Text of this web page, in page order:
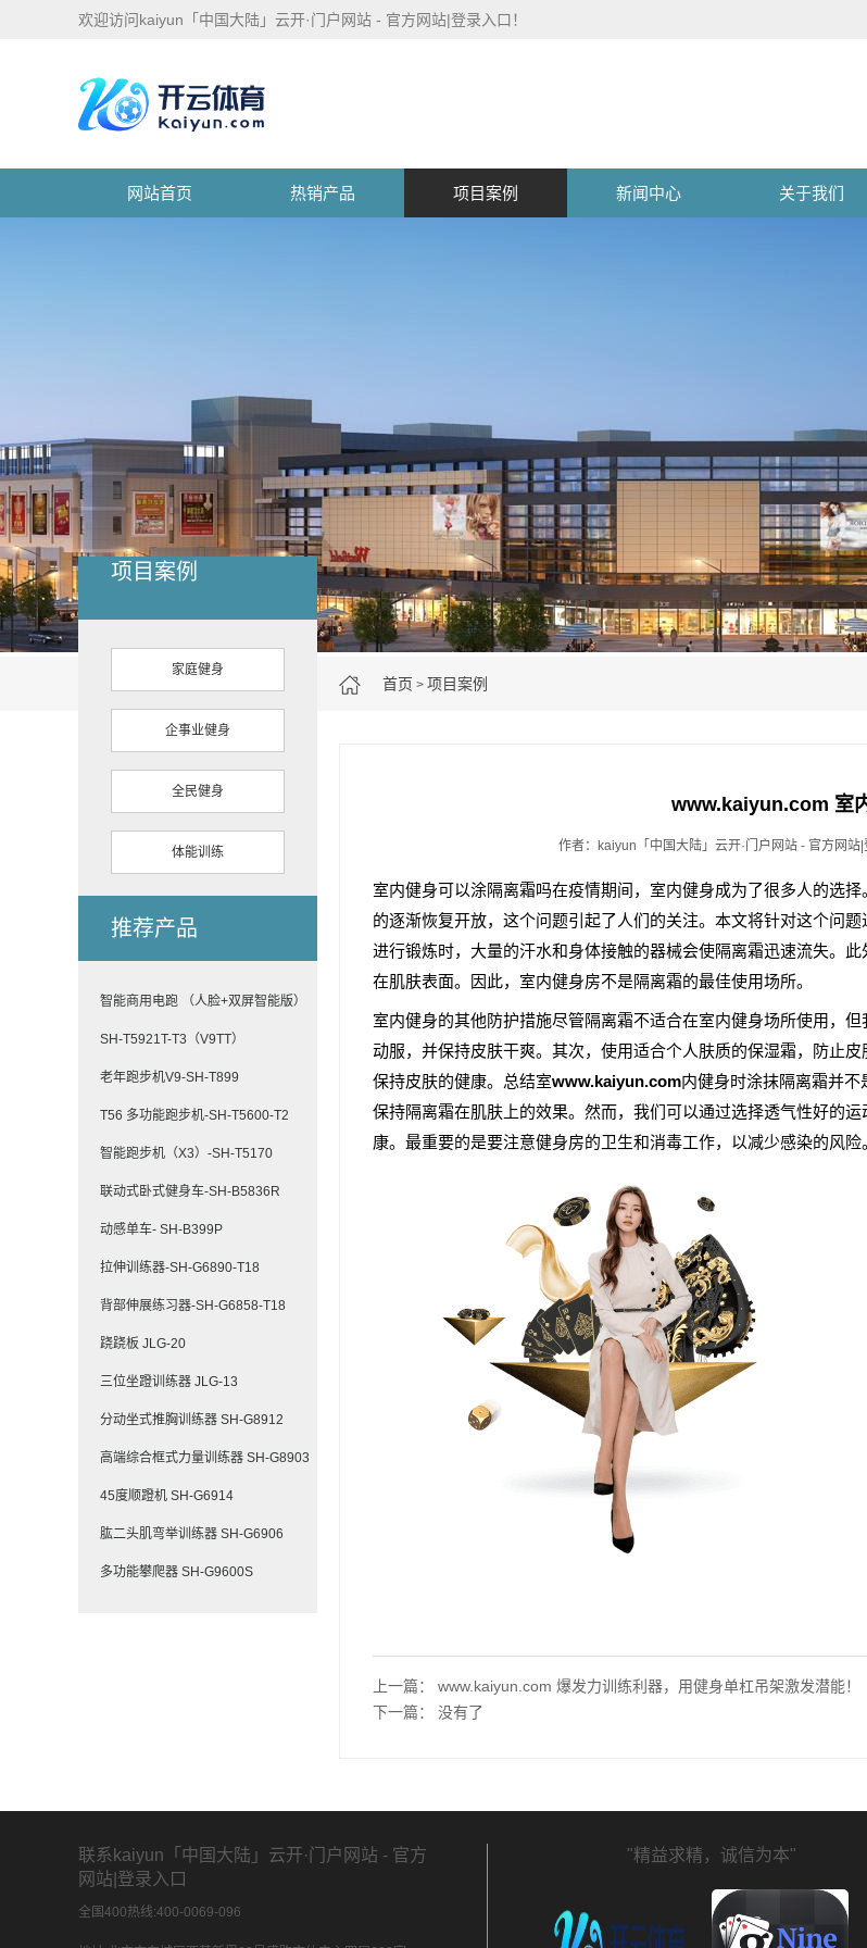
欢迎访问kaiyun「中国大陆」云开·门户网站 - 官方网站|登录入口！
网站首页 热销产品 项目案例 新闻中心 关于我们
首页 > 项目案例
项目案例
家庭健身
企事业健身
全民健身
体能训练
推荐产品
智能商用电跑 （人脸+双屏智能版）
SH-T5921T-T3（V9TT）
老年跑步机V9-SH-T899
T56 多功能跑步机-SH-T5600-T2
智能跑步机（X3）-SH-T5170
联动式卧式健身车-SH-B5836R
动感单车- SH-B399P
拉伸训练器-SH-G6890-T18
背部伸展练习器-SH-G6858-T18
跷跷板 JLG-20
三位坐蹬训练器 JLG-13
分动坐式推胸训练器 SH-G8912
高端综合框式力量训练器 SH-G8903
45度顺蹬机 SH-G6914
肱二头肌弯举训练器 SH-G6906
多功能攀爬器 SH-G9600S
www.kaiyun.com 室
作者：kaiyun「中国大陆」云开·门户网站 - 官方网站|
室内健身可以涂隔离霜吗在疫情期间，室内健身成为了很多人的选
的逐渐恢复开放，这个问题引起了人们的关注。本文将针对这个问
进行锻炼时，大量的汗水和身体接触的器械会使隔离霜迅速流失。
在肌肤表面。因此，室内健身房不是隔离霜的最佳使用场所。
室内健身的其他防护措施尽管隔离霜不适合在室内健身场所使用，
动服，并保持皮肤干爽。其次，使用适合个人肤质的保湿霜，防止
保持皮肤的健康。总结室www.kaiyun.com内健身时涂抹隔离霜并
保持隔离霜在肌肤上的效果。然而，我们可以通过选择透气性好的
康。最重要的是要注意健身房的卫生和消毒工作，以减少感染的风险
上一篇： www.kaiyun.com 爆发力训练利器，用健身单杠吊架激发潜能！
下一篇： 没有了
联系kaiyun「中国大陆」云开·门户网站 - 官方
网站|登录入口
全国400热线:400-0069-096
"精益求精，诚信为本"